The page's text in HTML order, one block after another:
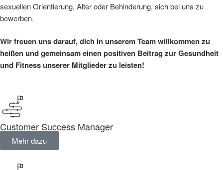
sexuellen Orientierung, Alter oder Behinderung, sich bei uns zu
bewerben.
Wir freuen uns darauf, dich in unserem Team willkommen zu
heißen und gemeinsam einen positiven Beitrag zur Gesundheit
und Fitness unserer Mitglieder zu leisten!
Customer Success Manager
Mehr dazu